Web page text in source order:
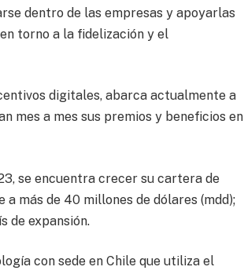
dentro de las empresas y apoyarlas
torno a la fidelización y el
digitales, abarca actualmente a
mes a mes sus premios y beneficios en
se encuentra crecer su cartera de
más de 40 millones de dólares (mdd);
de expansión.
con sede en Chile que utiliza el